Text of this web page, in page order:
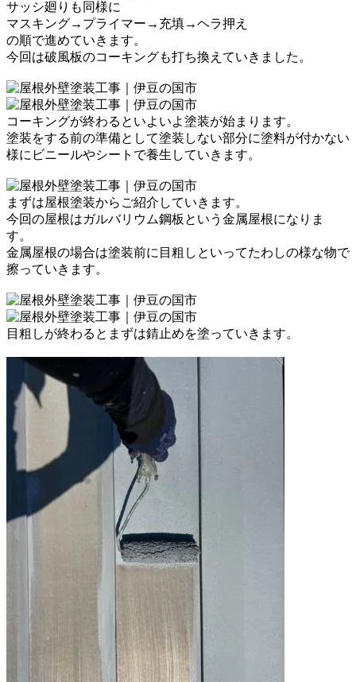
サッシ廻りも同様に
マスキング→プライマー→充填→ヘラ押え
の順で進めていきます。
今回は破風板のコーキングも打ち換えていきました。
コーキングが終わるといよいよ塗装が始まります。
塗装をする前の準備として塗装しない部分に塗料が付かない
様に ビニールやシートで養生していきます。
まずは屋根塗装からご紹介していきます。
今回の屋根はガルバリウム鋼板という金属屋根になりま
す。
金属屋根の場合は塗装前に目粗しといってたわしの様な物で
擦っていきます。
目粗しが終わるとまずは錆止めを塗っていきます。